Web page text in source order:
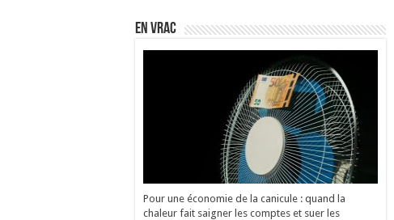
EN VRAC
Pour une économie de la canicule : quand la
chaleur fait saigner les comptes et suer les